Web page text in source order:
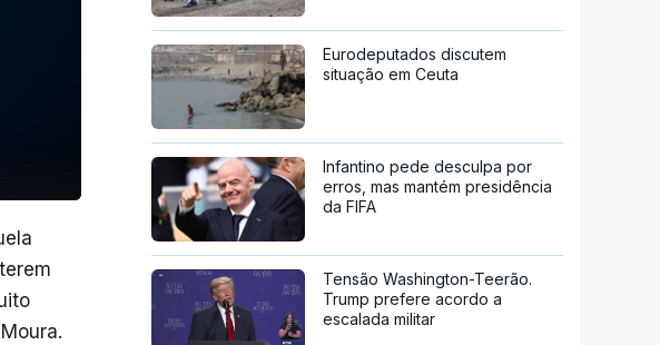
Eurodeputados discutem
situação em Ceuta
Infantino pede desculpa por
erros, mas mantém presidência
da FIFA
Tensão Washington-Teerão.
Trump prefere acordo a
escalada militar